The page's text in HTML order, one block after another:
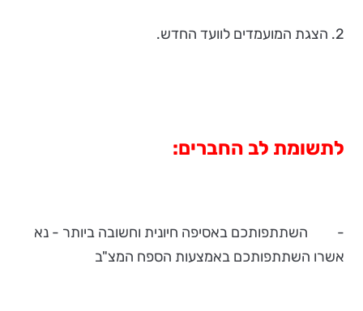
2. הצגת המועמדים לוועד החדש.
לתשומת לב החברים:
- השתתפותכם באסיפה חיונית וחשובה ביותר - נא
אשרו השתתפותכם באמצעות הספח המצ"ב